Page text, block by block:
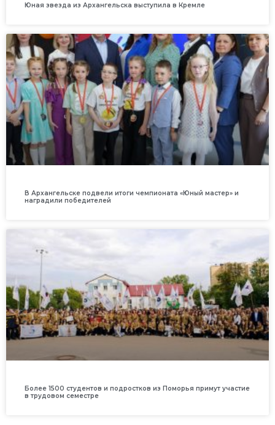
Юная звезда из Архангельска выступила в Кремле
В Архангельске подвели итоги чемпионата «Юный мастер» и
наградили победителей
Более 1500 студентов и подростков из Поморья примут участие
в трудовом семестре